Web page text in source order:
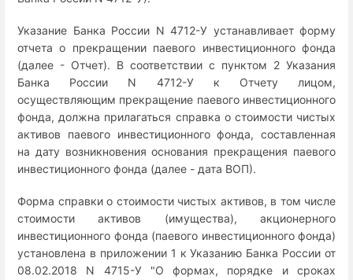
Указание Банка России N 4712-У устанавливает форму
отчета о прекращении паевого инвестиционного фонда
(далее - Отчет). В соответствии с пунктом 2 Указания
Банка России N 4712-У к Отчету лицом,
осуществляющим прекращение паевого инвестиционного
фонда, должна прилагаться справка о стоимости чистых
активов паевого инвестиционного фонда, составленная
на дату возникновения основания прекращения паевого
инвестиционного фонда (далее - дата ВОП).
Форма справки о стоимости чистых активов, в том числе
стоимости активов (имущества), акционерного
инвестиционного фонда (паевого инвестиционного фонда)
установлена в приложении 1 к Указанию Банка России от
08.02.2018 N 4715-У "О формах, порядке и сроках